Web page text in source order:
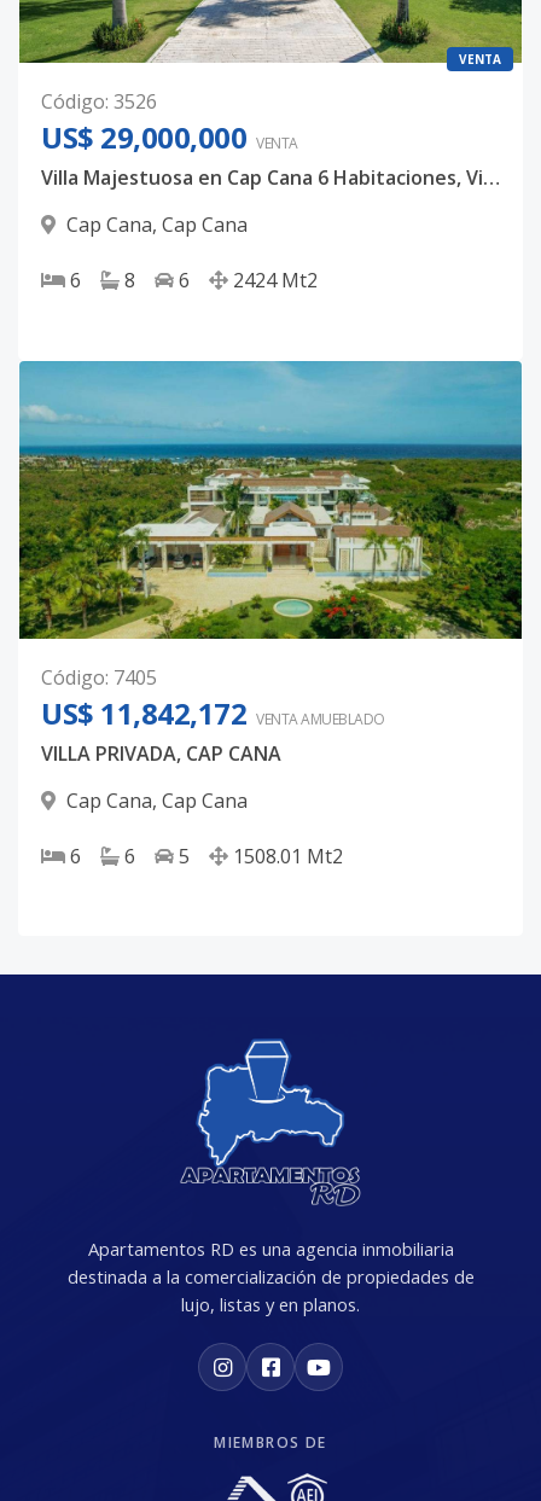
VENTA
Código: 3526
US$ 29,000,000 VENTA
Villa Majestuosa en Cap Cana 6 Habitaciones, Vista al Mar y Golf, Punta Espada
Cap Cana, Cap Cana
6 8 6 2424 Mt2
Código: 7405
US$ 11,842,172 VENTA AMUEBLADO
VILLA PRIVADA, CAP CANA
Cap Cana, Cap Cana
6 6 5 1508.01 Mt2
Apartamentos RD es una agencia inmobiliaria
destinada a la comercialización de propiedades de
lujo, listas y en planos.
MIEMBROS DE